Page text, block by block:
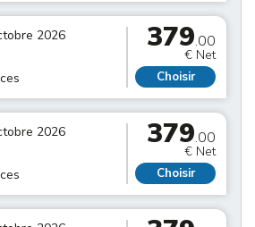
2026
379.00
€ Net
Choisir
2026
379.00
€ Net
Choisir